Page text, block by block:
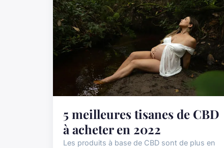
5 meilleures tisanes de CBD
à acheter en 2022
Les produits à base de CBD sont de plus en